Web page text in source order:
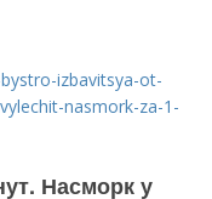
izbavitsya-ot-
nasmork-za-1-
Насморк у